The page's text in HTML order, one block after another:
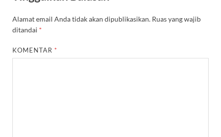
Alamat email Anda tidak akan dipublikasikan. Ruas yang wajib
ditandai *
KOMENTAR *